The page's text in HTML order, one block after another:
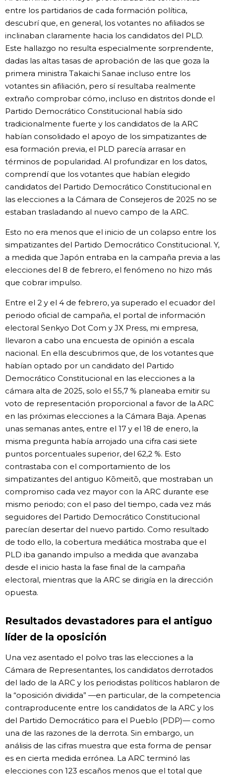
entre los partidarios de cada formación política,
descubrí que, en general, los votantes no afiliados se
inclinaban claramente hacia los candidatos del PLD.
Este hallazgo no resulta especialmente sorprendente,
dadas las altas tasas de aprobación de las que goza la
primera ministra Takaichi Sanae incluso entre los
votantes sin afiliación, pero sí resultaba realmente
extraño comprobar cómo, incluso en distritos donde el
Partido Democrático Constitucional había sido
tradicionalmente fuerte y los candidatos de la ARC
habían consolidado el apoyo de los simpatizantes de
esa formación previa, el PLD parecía arrasar en
términos de popularidad. Al profundizar en los datos,
comprendí que los votantes que habían elegido
candidatos del Partido Democrático Constitucional en
las elecciones a la Cámara de Consejeros de 2025 no se
estaban trasladando al nuevo campo de la ARC.
Esto no era menos que el inicio de un colapso entre los
simpatizantes del Partido Democrático Constitucional. Y,
a medida que Japón entraba en la campaña previa a las
elecciones del 8 de febrero, el fenómeno no hizo más
que cobrar impulso.
Entre el 2 y el 4 de febrero, ya superado el ecuador del
periodo oficial de campaña, el portal de información
electoral Senkyo Dot Com y JX Press, mi empresa,
llevaron a cabo una encuesta de opinión a escala
nacional. En ella descubrimos que, de los votantes que
habían optado por un candidato del Partido
Democrático Constitucional en las elecciones a la
cámara alta de 2025, solo el 55,7 % planeaba emitir su
voto de representación proporcional a favor de la ARC
en las próximas elecciones a la Cámara Baja. Apenas
unas semanas antes, entre el 17 y el 18 de enero, la
misma pregunta había arrojado una cifra casi siete
puntos porcentuales superior, del 62,2 %. Esto
contrastaba con el comportamiento de los
simpatizantes del antiguo Kōmeitō, que mostraban un
compromiso cada vez mayor con la ARC durante ese
mismo periodo; con el paso del tiempo, cada vez más
seguidores del Partido Democrático Constitucional
parecían desertar del nuevo partido. Como resultado
de todo ello, la cobertura mediática mostraba que el
PLD iba ganando impulso a medida que avanzaba
desde el inicio hasta la fase final de la campaña
electoral, mientras que la ARC se dirigía en la dirección
opuesta.
Resultados devastadores para el antiguo
líder de la oposición
Una vez asentado el polvo tras las elecciones a la
Cámara de Representantes, los candidatos derrotados
del lado de la ARC y los periodistas políticos hablaron de
la “oposición dividida” —en particular, de la competencia
contraproducente entre los candidatos de la ARC y los
del Partido Democrático para el Pueblo (PDP)— como
una de las razones de la derrota. Sin embargo, un
análisis de las cifras muestra que esta forma de pensar
es en cierta medida errónea. La ARC terminó las
elecciones con 123 escaños menos que el total que